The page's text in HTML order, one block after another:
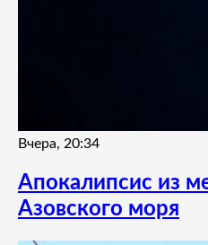
Вчера, 20:34
Апокалипсис из
Азовского моря